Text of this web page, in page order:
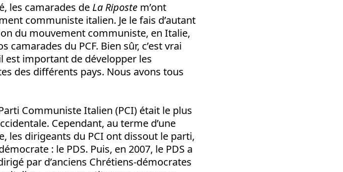
les camarades de La Riposte m’ont
communiste italien. Je le fais d’autant
du mouvement communiste, en Italie,
du PCF. Bien sûr, c’est vrai
est important de développer les
des différents pays. Nous avons tous
Communiste Italien (PCI) était le plus
Cependant, au terme d’une
les dirigeants du PCI ont dissout le parti,
: le PDS. Puis, en 2007, le PDS a
par d’anciens Chrétiens-démocrates